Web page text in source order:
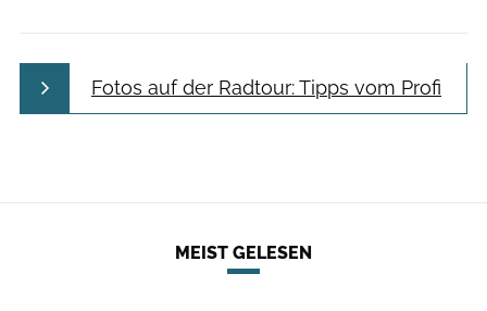
Fotos auf der Radtour: Tipps vom Profi
MEIST GELESEN